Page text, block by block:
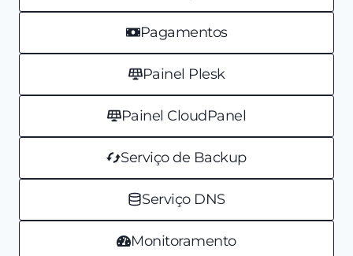
Pagamentos
Painel Plesk
Painel CloudPanel
Serviço de Backup
Serviço DNS
Monitoramento